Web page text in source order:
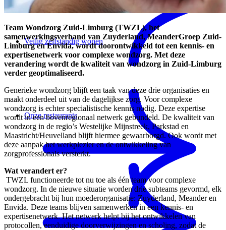
Veilig zelfstandig wonen
Onze restaurants
Team Wondzorg Zuid-Limburg (TWZL), het
samenwerkingsverband van Zuyderland, MeanderGroep Zuid-
Limburg en Envida, wordt doorontwikkeld tot een kennis- en
expertisenetwerk voor complexe wondzorg. Met deze
verandering wordt de kwaliteit van wondzorg in Zuid-Limburg
verder geoptimaliseerd.
Generieke wondzorg blijft een taak van deze drie organisaties en
maakt onderdeel uit van de dagelijkse zorg. Voor complexe
wondzorg is echter specialistische kennis nodig. Deze expertise
wordt in een bovenregionaal netwerk gebundeld. De kwaliteit van
wondzorg in de regio’s Westelijke Mijnstreek, Parkstad en
Maastricht/Heuvelland blijft hiermee gewaarborgd. Ook wordt met
deze aanpak het werkplezier en de ontwikkeling van
zorgprofessionals versterkt.
Wat verandert er?
TWZL functioneerde tot nu toe als één team voor complexe
wondzorg. In de nieuwe situatie worden drie subteams gevormd, elk
ondergebracht bij hun moederorganisatie: Zuyderland, Meander en
Envida. Deze teams blijven samenwerken in een kennis- en
expertisenetwerk. Het netwerk helpt bij het ontwikkelen van
protocollen, eenduidige doorverwijzingen en scholing, zodat de